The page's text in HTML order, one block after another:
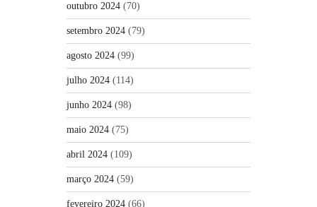
outubro 2024 (70)
setembro 2024 (79)
agosto 2024 (99)
julho 2024 (114)
junho 2024 (98)
maio 2024 (75)
abril 2024 (109)
março 2024 (59)
fevereiro 2024 (66)